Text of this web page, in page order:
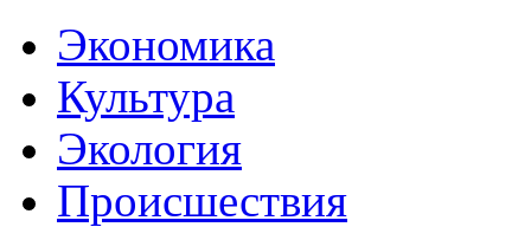
Экономика
Культура
Экология
Происшествия